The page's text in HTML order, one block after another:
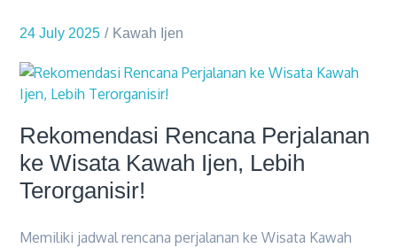
24 July 2025 Kawah Ijen
Rekomendasi Rencana Perjalanan
ke Wisata Kawah Ijen, Lebih
Terorganisir!
Memiliki jadwal rencana perjalanan ke Wisata Kawah